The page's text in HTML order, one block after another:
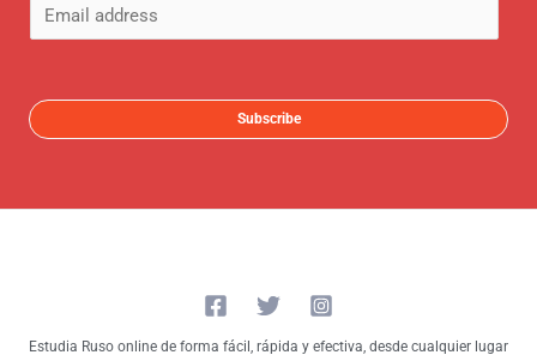
m
i
Subscribe
Estudia Ruso online de forma fácil, rápida y efectiva, desde cualquier lugar